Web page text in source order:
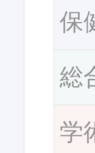
保
総
学